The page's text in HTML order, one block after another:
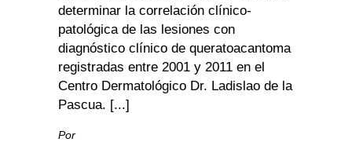
determinar la correlación clínico-
patológica de las lesiones con
diagnóstico clínico de queratoacantoma
registradas entre 2001 y 2011 en el
Centro Dermatológico Dr. Ladislao de la
Pascua. [...]
Por